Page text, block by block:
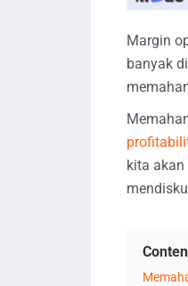
Margin
banyak
kita